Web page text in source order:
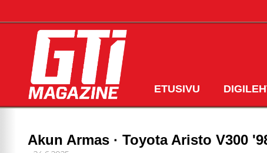
ETUSIVU
Akun Armas · Toyota Aristo V300